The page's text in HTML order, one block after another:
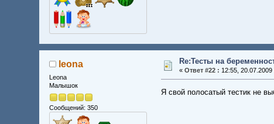
leona
Leona
Малышок
Сообщений: 350
Re:Тесты на
« Ответ #22 : 12:55, 20.07.2009
Я свой полосатый тестик не